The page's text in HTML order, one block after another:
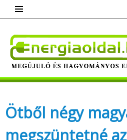
content
Megújuló és
Ötből négy
megszüntetné az